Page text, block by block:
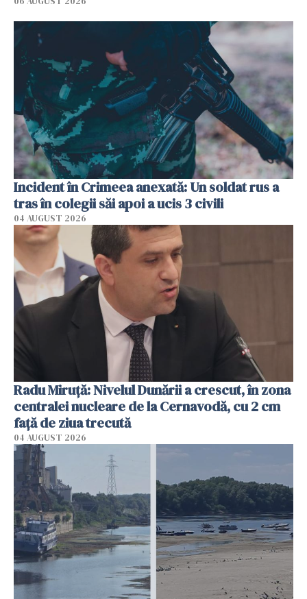
Incident în Crimeea anexată: Un soldat rus a
tras în colegii săi apoi a ucis 3 civili
04 AUGUST 2026
Radu Miruţă: Nivelul Dunării a crescut, în zona
centralei nucleare de la Cernavodă, cu 2 cm
faţă de ziua trecută
04 AUGUST 2026